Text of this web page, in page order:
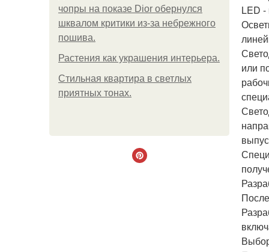
чопры на показе Dior обернулся
шквалом критики из-за небрежного
пошива.
Растения как украшения интерьера.
Стильная квартира в светлых
приятных тонах.
LED -
или